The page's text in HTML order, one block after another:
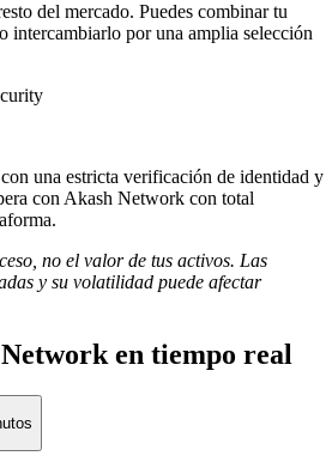
del mercado. Puedes combinar tu
intercambiarlo por una amplia selección
una estricta verificación de identidad y
con Akash Network con total
no el valor de tus activos. Las
y su volatilidad puede afectar
en tiempo real